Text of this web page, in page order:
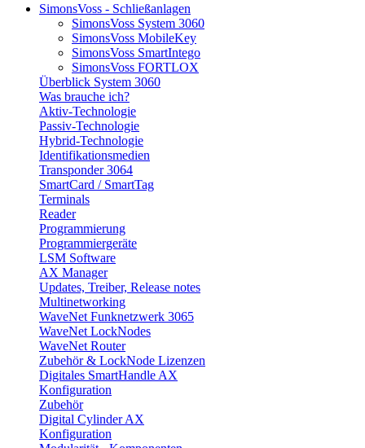
SimonsVoss - Schließanlagen
SimonsVoss System 3060
SimonsVoss MobileKey
SimonsVoss SmartIntego
SimonsVoss FORTLOX
Überblick System 3060
Was brauche ich?
Aktiv-Technologie
Passiv-Technologie
Hybrid-Technologie
Identifikationsmedien
Transponder 3064
SmartCard / SmartTag
Terminals
Reader
Programmierung
Programmiergeräte
LSM Software
AX Manager
Updates, Treiber, Release notes
Multinetworking
WaveNet Funknetzwerk 3065
WaveNet LockNodes
WaveNet Router
Zubehör & LockNode Lizenzen
Digitales SmartHandle AX
Konfiguration
Zubehör
Digital Cylinder AX
Konfiguration